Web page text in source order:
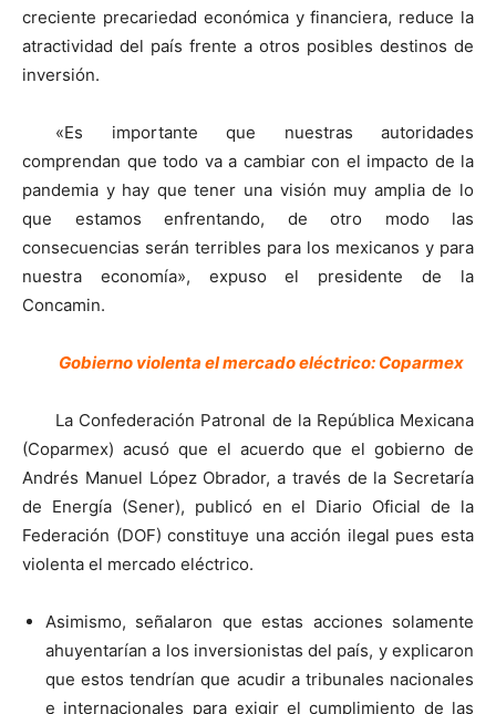
creciente precariedad económica y financiera, reduce la
atractividad del país frente a otros posibles destinos de
inversión.
«Es importante que nuestras autoridades
comprendan que todo va a cambiar con el impacto de la
pandemia y hay que tener una visión muy amplia de lo
que estamos enfrentando, de otro modo las
consecuencias serán terribles para los mexicanos y para
nuestra economía», expuso el presidente de la
Concamin.
Gobierno violenta el mercado eléctrico: Coparmex
La Confederación Patronal de la República Mexicana
(Coparmex) acusó que el acuerdo que el gobierno de
Andrés Manuel López Obrador, a través de la Secretaría
de Energía (Sener), publicó en el Diario Oficial de la
Federación (DOF) constituye una acción ilegal pues esta
violenta el mercado eléctrico.
Asimismo, señalaron que estas acciones solamente
ahuyentarían a los inversionistas del país, y explicaron
que estos tendrían que acudir a tribunales nacionales
e internacionales para exigir el cumplimiento de las